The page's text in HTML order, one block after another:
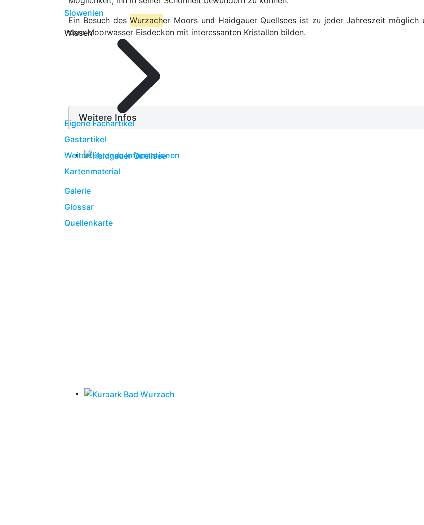
Slowenien
Wissen
Eigene Fachartikel
Gastartikel
Weiterführende Informationen
Kartenmaterial
Galerie
Glossar
Quellenkarte
Ein Besuch desWurzacher Moors und Haidgauer Quellsees ist zu jeder Jahreszeit
dem Moorwasser Eisdecken mit interessanten Kristallen bilden.
Weitere Infos